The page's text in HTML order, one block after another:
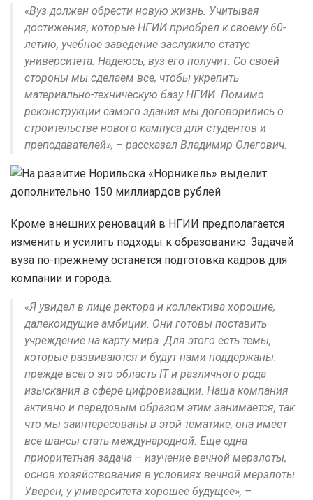
«Вуз должен обрести новую жизнь. Учитывая
достижения, которые НГИИ приобрел к своему 60-
летию, учебное заведение заслужило статус
университета. Надеюсь, вуз его получит. Со своей
стороны мы сделаем все, чтобы укрепить
материально-техническую базу НГИИ. Помимо
реконструкции самого здания мы договорились о
строительстве нового кампуса для студентов и
преподавателей», – рассказал Владимир Олегович.
Кроме внешних реноваций в НГИИ предполагается
изменить и усилить подходы к образованию. Задачей
вуза по-прежнему останется подготовка кадров для
компании и города.
«Я увидел в лице ректора и коллектива хорошие,
далекоидущие амбиции. Они готовы поставить
учреждение на карту мира. Для этого есть темы,
которые развиваются и будут нами поддержаны:
прежде всего это область IT и различного рода
изыскания в сфере цифровизации. Наша компания
активно и передовым образом этим занимается, так
что мы заинтересованы в этой тематике, она имеет
все шансы стать международной. Еще одна
приоритетная задача – изучение вечной мерзлоты,
основ хозяйствования в условиях вечной мерзлоты.
Уверен, у университета хорошее будущее», –